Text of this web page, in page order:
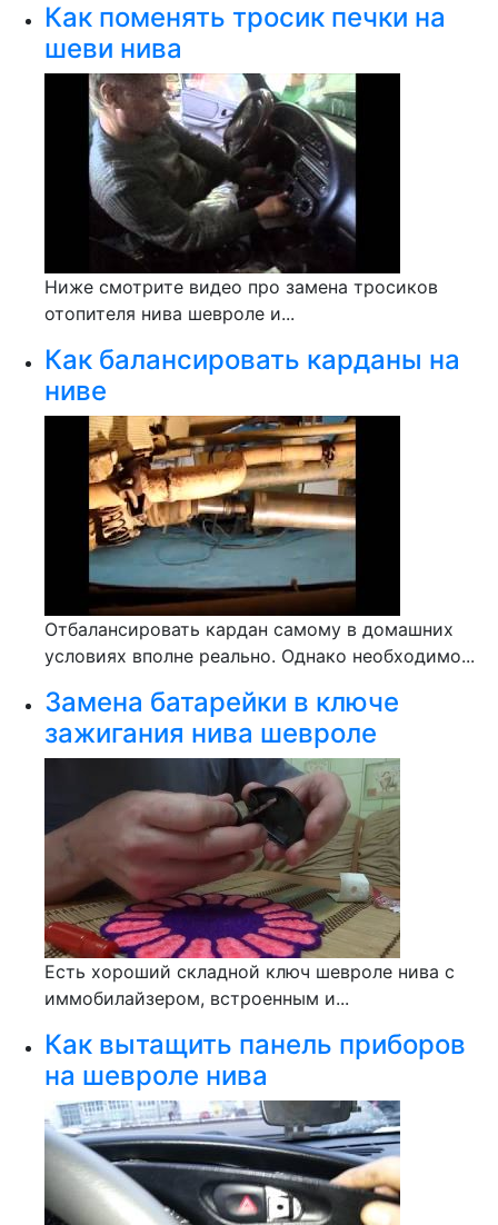
Как поменять тросик печки на
шеви нива
Ниже смотрите видео про замена тросиков
отопителя нива шевроле и...
Как балансировать карданы на
ниве
Отбалансировать кардан самому в домашних
условиях вполне реально. Однако необходимо...
Замена батарейки в ключе
зажигания нива шевроле
Есть хороший складной ключ шевроле нива с
иммобилайзером, встроенным и...
Как вытащить панель приборов
на шевроле нива